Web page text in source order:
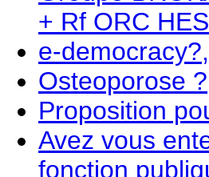
+ Rf ORC
e-
Osteoporose ?
Proposition
Avez vous
fonction